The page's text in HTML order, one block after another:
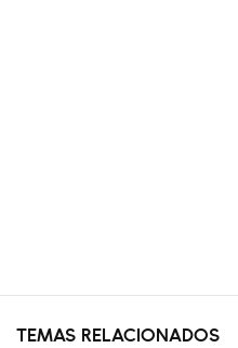
TEMAS RELACIONADOS